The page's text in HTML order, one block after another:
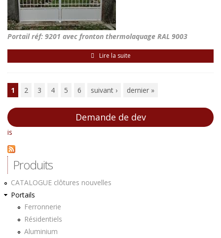
Portail réf: 9201 avec fronton thermolaquage RAL 9003
Lire la suite
Pages
1 2 3 4 5 6 suivant › dernier »
Demande de dev
is
Produits
CATALOGUE clôtures nouvelles
Portails
Ferronnerie
Résidentiels
Aluminium